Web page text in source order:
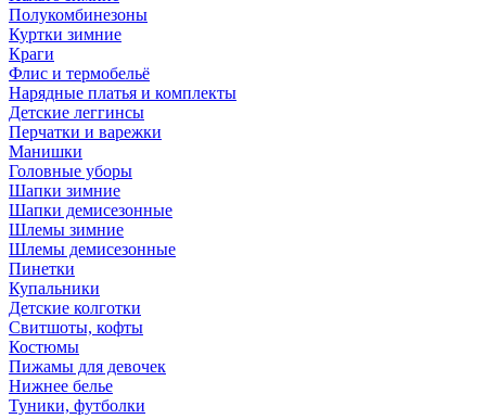
Полукомбинезоны
Куртки зимние
Краги
Флис и термобельё
Нарядные платья и комплекты
Детские леггинсы
Перчатки и варежки
Манишки
Головные уборы
Шапки зимние
Шапки демисезонные
Шлемы зимние
Шлемы демисезонные
Пинетки
Купальники
Детские колготки
Свитшоты, кофты
Костюмы
Пижамы для девочек
Нижнее белье
Туники, футболки